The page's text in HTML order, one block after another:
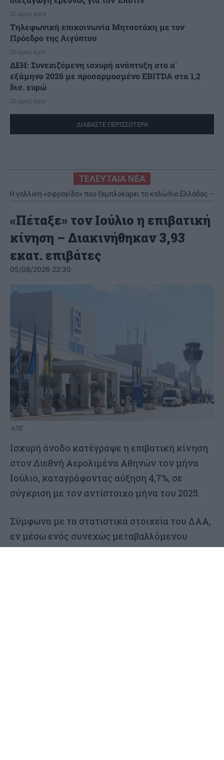
12 ώρες πριν
Τηλεφωνική επικοινωνία Μητσοτάκη με τον
Πρόεδρο της Αιγύπτου
13 ώρες πριν
ΔΕΗ: Συνεχιζόμενη ισχυρή ανάπτυξη στο α΄
εξάμηνο 2026 με προσαρμοσμένο EBITDA στα 1,2
δισ. ευρώ
13 ώρες πριν
ΔΙΑΒΑΣΤΕ ΠΕΡΙΣΣΟΤΕΡΑ